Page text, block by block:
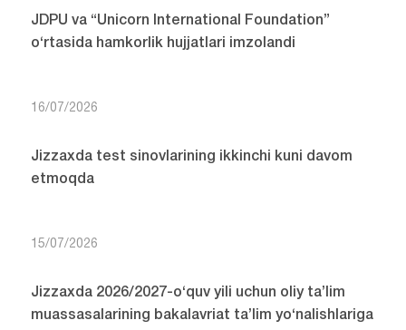
JDPU va “Unicorn International Foundation”
o‘rtasida hamkorlik hujjatlari imzolandi
16/07/2026
Jizzaxda test sinovlarining ikkinchi kuni davom
etmoqda
15/07/2026
Jizzaxda 2026/2027-o‘quv yili uchun oliy ta’lim
muassasalarining bakalavriat ta’lim yo‘nalishlariga